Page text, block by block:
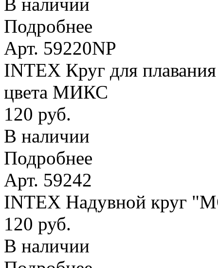
Подробнее
Арт. 59220NP
INTEX Круг для
цвета МИКС
120 руб.
В наличии
Подробнее
Арт. 59242
INTEX Надувной круг
120 руб.
В наличии